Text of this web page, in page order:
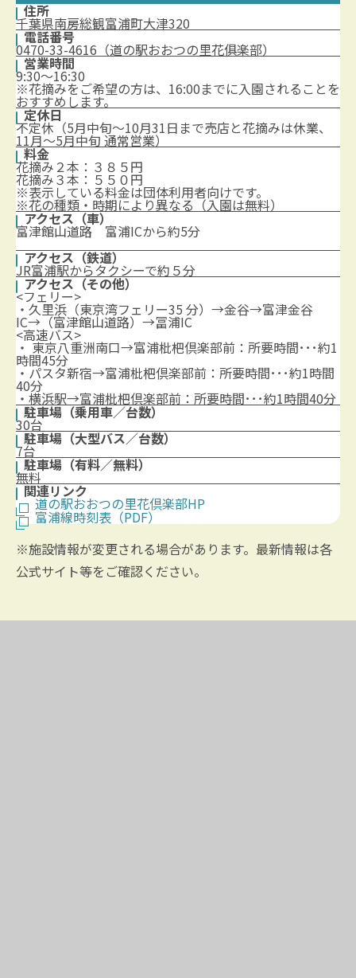
住所
千葉県南房総観富浦町大津320
電話番号
0470-33-4616（道の駅おおつの里花俱楽部）
営業時間
9:30～16:30
※花摘みをご希望の方は、16:00までに入園されることを
おすすめします。
定休日
不定休（5月中旬～10月31日まで売店と花摘みは休業、
11月～5月中旬 通常営業）
料金
花摘み２本：３８５円
花摘み３本：５５０円
※表示している料金は団体利用者向けです。
※花の種類・時期により異なる（入園は無料）
アクセス（車）
富津館山道路 富浦ICから約5分
アクセス（鉄道）
JR富浦駅からタクシーで約５分
アクセス（その他）
<フェリー>
・久里浜（東京湾フェリー35 分）→金谷→富津金谷
IC→（富津館山道路）→冨浦IC
<高速バス>
・ 東京八重洲南口→富浦枇杷倶楽部前：所要時間･･･約1
時間45分
・パスタ新宿→富浦枇杷倶楽部前：所要時間･･･約1時間
40分
・横浜駅→富浦枇杷倶楽部前：所要時間･･･約1時間40分
駐車場（乗用車／台数）
30台
駐車場（大型バス／台数）
7台
駐車場（有料／無料）
無料
関連リンク
道の駅おおつの里花倶楽部HP
富浦線時刻表（PDF）
※施設情報が変更される場合があります。最新情報は各
公式サイト等をご確認ください。